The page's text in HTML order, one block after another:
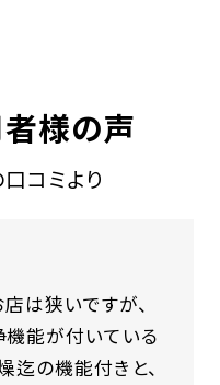
様の声
コミより
は狭いですが、
能が付いている
迄の機能付きと、